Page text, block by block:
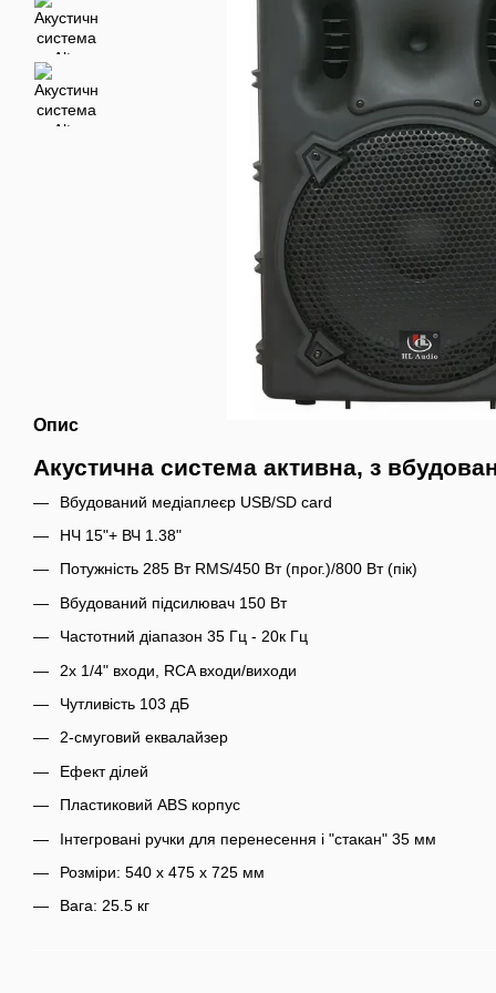
Опис
Акустична система активна, з
Вбудований медіаплеєр USB/SD card
НЧ 15"+ ВЧ 1.38"
Потужність 285 Вт RMS/450 Вт (прог.)/800 Вт (пік)
Вбудований підсилювач 150 Вт
Частотний діапазон 35 Гц - 20к Гц
2х 1/4" входи, RCA входи/виходи
Чутливість 103 дБ
2-смуговий еквалайзер
Ефект ділей
Пластиковий ABS корпус
Інтегровані ручки для перенесення і "стакан" 35 мм
Розміри: 540 x 475 x 725 мм
Вага: 25.5 кг